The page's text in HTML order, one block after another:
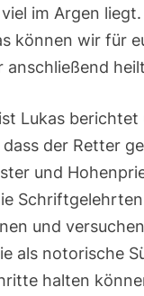
im Argen
können wir für
anschließend
Lukas
der Retter
und
und
als notorische
halten